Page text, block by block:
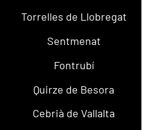
Torrelles de Llobregat
Sentmenat
Fontrubí
Quirze de Besora
Cebrià de Vallalta